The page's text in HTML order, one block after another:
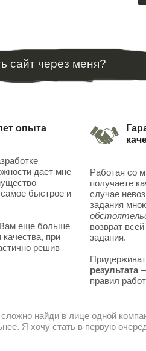
сайт через меня?
опыта
дает мне
—
быстрое и
еще больше
при
решив
Работая со
получаете
случае
задания
возврат
задания.
результата—
правил
найди в лице одной
Я хочу стать в первую